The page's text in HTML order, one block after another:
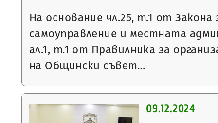
На основание чл.25, т.1 от
самоуправление и местната
ал.1, т.1 от Правилника за
на Общински съвет…
09.12.2024